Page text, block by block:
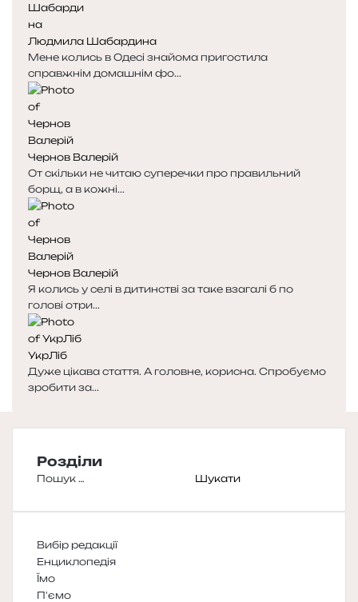
Людмила Шабардина
Мене колись в Одесі знайома пригостила
справжнім домашнім фо...
Чернов Валерій
От скільки не читаю суперечки про правильний
борщ, а в кожні...
Чернов Валерій
Я колись у селі в дитинстві за таке взагалі б по
голові отри...
УкрЛіб
Дуже цікава стаття. А головне, корисна. Спробуємо
зробити за...
Розділи
Пошук:
Вибір редакції
Енциклопедія
Їмо
П'ємо